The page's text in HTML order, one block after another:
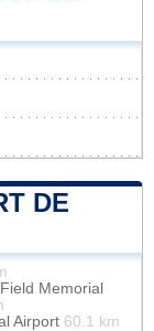
DE
Memorial
Airport 60.1 km